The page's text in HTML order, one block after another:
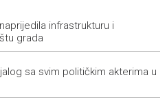
'Streetball Tomislavgrad 2026.
u Sarajevu predstavljeno 50
for Friday, 7 August 2026
infrastrukturu i
grada
sa svim političkim akterima u